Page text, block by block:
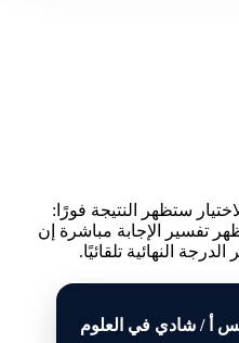
ستظهر النتيجة فورًا:
تفسير الإجابة مباشرة إن
النهائية تلقائيًا.
أ / شادي في العلوم